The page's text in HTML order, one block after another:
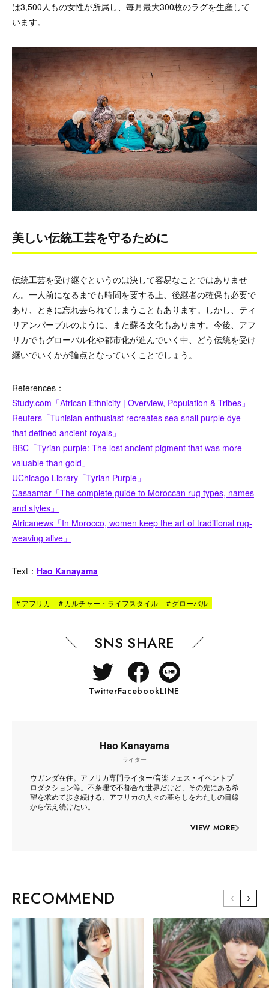
は3,500人もの女性が所属し、毎月最大300枚のラグを生産して
います。
美しい伝統工芸を守るために
伝統工芸を受け継ぐというのは決して容易なことではありませ
ん。一人前になるまでも時間を要する上、後継者の確保も必要で
あり、ときに忘れ去られてしまうこともあります。しかし、ティ
リアンパープルのように、また蘇る文化もあります。今後、アフ
リカでもグローバル化や都市化が進んでいく中、どう伝統を受け
継いでいくかが論点となっていくことでしょう。
References：
Study.com「African Ethnicity | Overview, Population & Tribes」
Reuters「Tunisian enthusiast recreates sea snail purple dye
that defined ancient royals」
BBC「Tyrian purple: The lost ancient pigment that was more
valuable than gold」
UChicago Library「Tyrian Purple」
Casaamar「The complete guide to Moroccan rug types, names
and styles」
Africanews「In Morocco, women keep the art of traditional rug-
weaving alive」
Text： Hao Kanayama
#アフリカ #カルチャー・ライフスタイル #グローバル
SNS SHARE
TwitterFacebookLINE
Hao Kanayama
ライター
ウガンダ在住。アフリカ専門ライター/音楽フェス・イベントプ
ロダクション等。不条理で不都合な世界だけど、その先にある希
望を求めて歩き続ける、アフリカの人々の暮らしをわたしの目線
から伝え続けたい。
VIEW MORE
RECOMMEND